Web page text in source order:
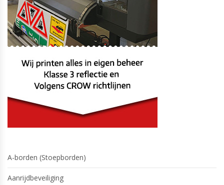
A-borden (Stoepborden)
Aanrijdbeveiliging